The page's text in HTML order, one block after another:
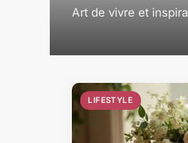
Art de vivre et
LIFESTYLE